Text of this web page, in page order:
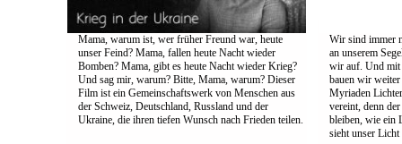
Mama, warum ist, wer früher Freund war, heute
unser Feind? Mama, fallen heute Nacht wieder
Bomben? Mama, gibt es heute Nacht wieder Krieg?
Und sag mir, warum? Bitte, Mama, warum? Dieser
Film ist ein Gemeinschaftswerk von Menschen aus
der Schweiz, Deutschland, Russland und der
Ukraine, die ihren tiefen Wunsch nach Frieden teilen.
Wir sind immer
an unserem
wir auf. Und mit
bauen wir
Myriaden
vereint, denn
bleiben, wie ein
sieht unser